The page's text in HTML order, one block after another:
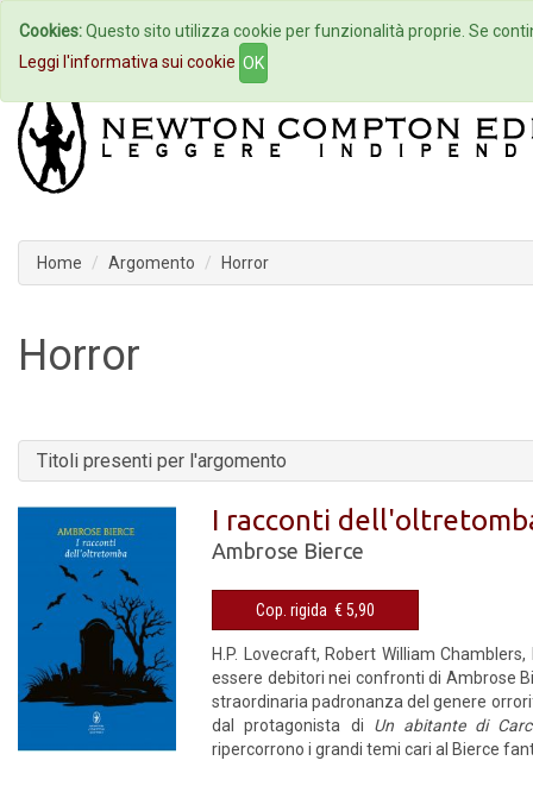
Home Autori Eventi
Home Argomento Horror
Horror
Titoli presenti per l'argomento
I racconti
Ambrose Bierce
Cop. rigida € 5,90
H.P. Lovecraft, Robert William
essere debitori nei confronti di Ambrose
straordinaria padronanza del genere
dal protagonista di Un abitante di
ripercorrono i grandi temi cari al Bierce
Cookies:Questo sito utilizza cookie per funzionalità proprie. Se
Leggi l'informativa sui cookie OK